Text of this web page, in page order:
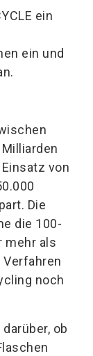
ein
ein und
von
Die
die 100-
mehr als
noch
ob